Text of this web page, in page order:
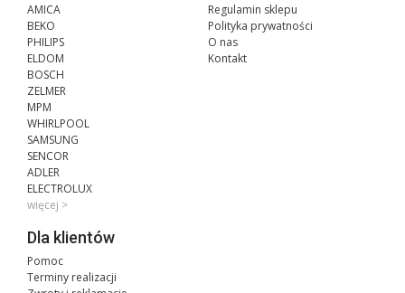
AMICA
BEKO
PHILIPS
ELDOM
BOSCH
ZELMER
MPM
WHIRLPOOL
SAMSUNG
SENCOR
ADLER
ELECTROLUX
więcej >
Regulamin sklepu
Polityka prywatności
O nas
Kontakt
Dla klientów
Pomoc
Terminy realizacji